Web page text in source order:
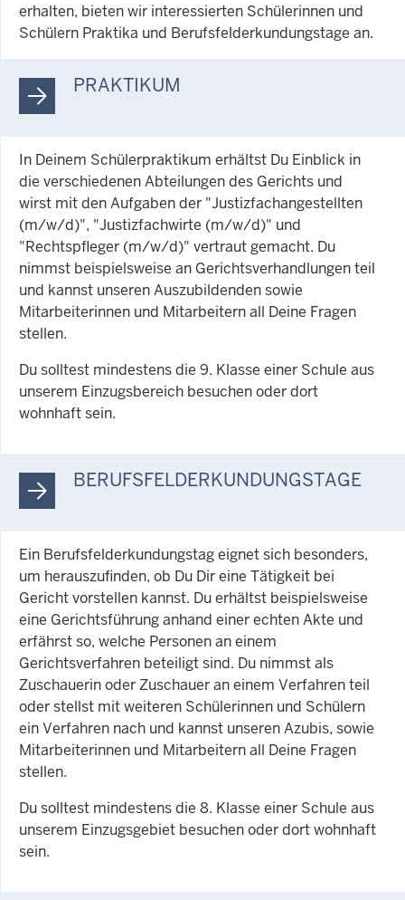
erhalten, bieten wir interessierten Schülerinnen und
Schülern Praktika und Berufsfelderkundungstage an.
PRAKTIKUM
In Deinem Schülerpraktikum erhältst Du Einblick in
die verschiedenen Abteilungen des Gerichts und
wirst mit den Aufgaben der "Justizfachangestellten
(m/w/d)", "Justizfachwirte (m/w/d)" und
"Rechtspfleger (m/w/d)" vertraut gemacht. Du
nimmst beispielsweise an Gerichtsverhandlungen teil
und kannst unseren Auszubildenden sowie
Mitarbeiterinnen und Mitarbeitern all Deine Fragen
stellen.
Du solltest mindestens die 9. Klasse einer Schule aus
unserem Einzugsbereich besuchen oder dort
wohnhaft sein.
BERUFSFELDERKUNDUNGSTAGE
Ein Berufsfelderkundungstag eignet sich besonders,
um herauszufinden, ob Du Dir eine Tätigkeit bei
Gericht vorstellen kannst. Du erhältst beispielsweise
eine Gerichtsführung anhand einer echten Akte und
erfährst so, welche Personen an einem
Gerichtsverfahren beteiligt sind. Du nimmst als
Zuschauerin oder Zuschauer an einem Verfahren teil
oder stellst mit weiteren Schülerinnen und Schülern
ein Verfahren nach und kannst unseren Azubis, sowie
Mitarbeiterinnen und Mitarbeitern all Deine Fragen
stellen.
Du solltest mindestens die 8. Klasse einer Schule aus
unserem Einzugsgebiet besuchen oder dort wohnhaft
sein.